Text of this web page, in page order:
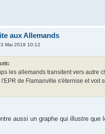
aux Allemands
Mai 2019 10:12
les allemands transitent vers
de Flamanville s'éternise et voit
aussi un graphe qui illustre